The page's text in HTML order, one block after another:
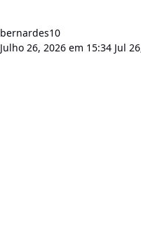
bernardes10
Julho 26, 2026 em 15:34 Jul